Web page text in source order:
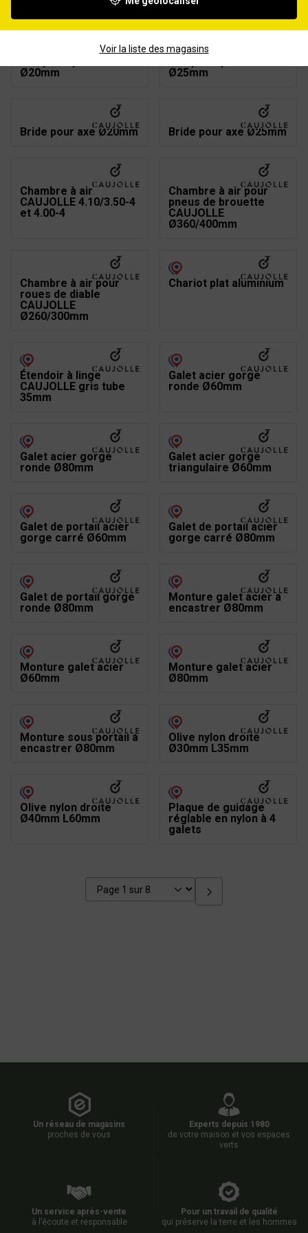
Ø20mm
Bague d'arret
Ø25mm
Bride pour axe Ø20mm Bride pour axe Ø25mm
Chambre à air
CAUJOLLE 4.10/3.50-4
et 4.00-4
Chambre à air pour
pneus de brouette
CAUJOLLE
Ø360/400mm
Chambre à air pour
roues de diable
CAUJOLLE
Ø260/300mm
Chariot plat aluminium
Étendoir à linge
CAUJOLLE gris tube
35mm
Galet acier gorge
ronde Ø60mm
Galet acier gorge
ronde Ø80mm
Galet acier gorge
triangulaire Ø60mm
Galet de portail acier
gorge carré Ø60mm
Galet de portail acier
gorge carré Ø80mm
Galet de portail gorge
ronde Ø80mm
Monture galet acier à
encastrer Ø80mm
Monture galet acier
Ø60mm
Monture galet acier
Ø80mm
Monture sous portail à
encastrer Ø80mm
Olive nylon droite
Ø30mm L35mm
Olive nylon droite
Ø40mm L60mm
Plaque de guidage
réglable en nylon à 4
galets
Un réseau de magasins
proches de vous
Experts depuis 1980
de votre maison et vos espaces
verts
Un service après-vente
à l’écoute et responsable
Pour un travail de qualité
qui préserve la terre et les hommes
Voir la liste des magasins